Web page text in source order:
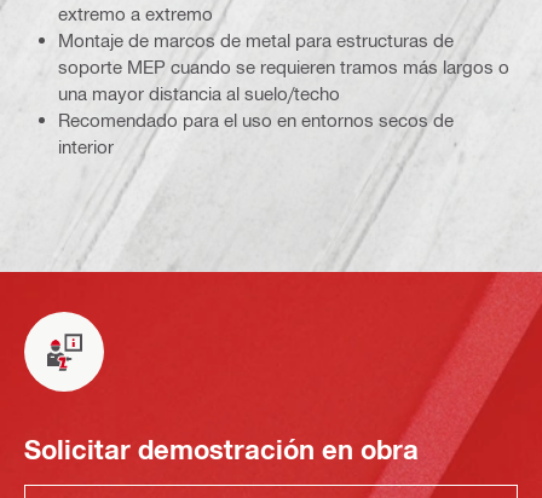
extremo a extremo
Montaje de marcos de metal para estructuras de
soporte MEP cuando se requieren tramos más largos o
una mayor distancia al suelo/techo
Recomendado para el uso en entornos secos de
interior
Solicitar demostración en obra